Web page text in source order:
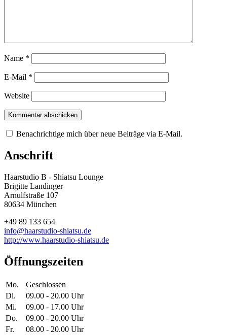
Name *
E-Mail *
Website
Benachrichtige mich über neue Beiträge via E-Mail.
Anschrift
Haarstudio B - Shiatsu Lounge
Brigitte Landinger
Arnulfstraße 107
80634 München
+49 89 133 654
info@haarstudio-shiatsu.de
http://www.haarstudio-shiatsu.de
Öffnungszeiten
Mo.
Geschlossen
Di.
09.00 - 20.00 Uhr
Mi.
09.00 - 17.00 Uhr
Do.
09.00 - 20.00 Uhr
Fr.
08.00 - 20.00 Uhr